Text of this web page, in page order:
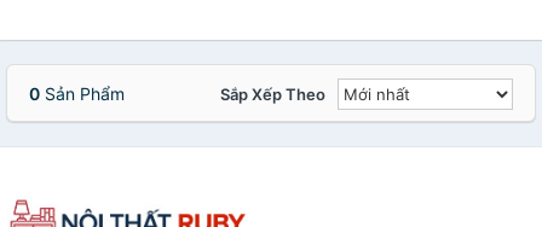
0 Sản Phẩm Sắp Xếp Theo